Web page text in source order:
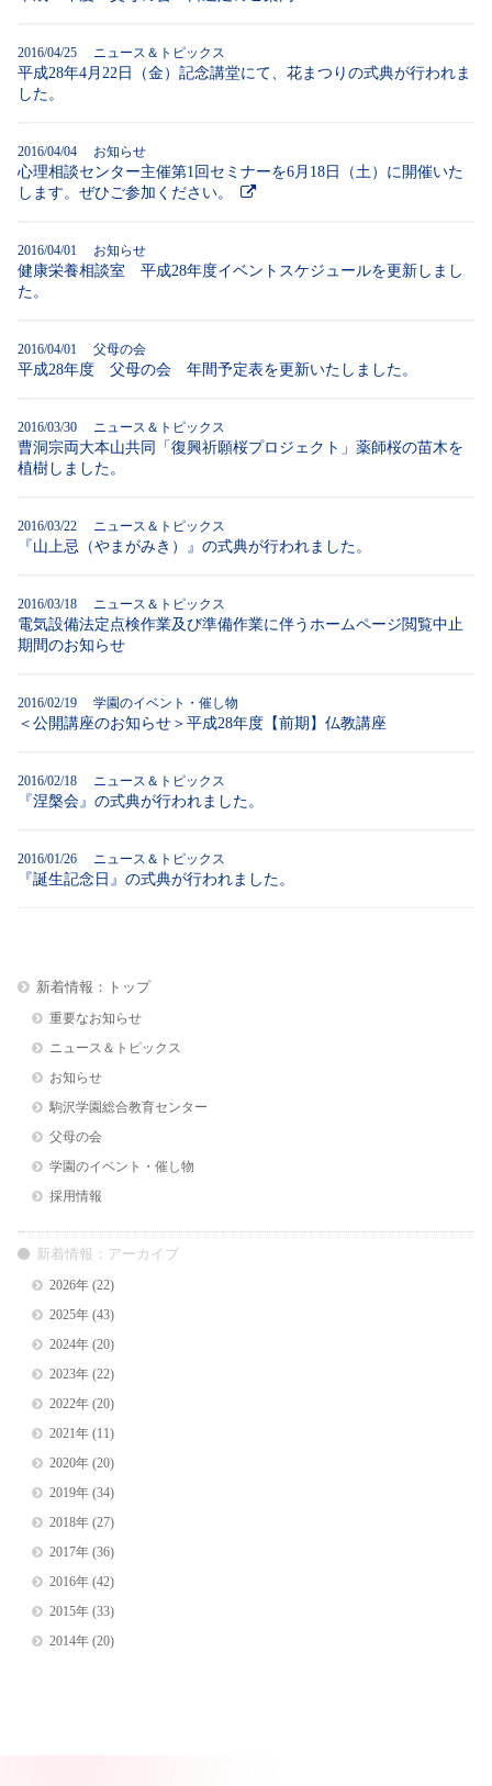
2016/04/25 ニュース＆トピックス
平成28年4月22日（金）記念講堂にて、花まつりの式典が行われま
した。
2016/04/04 お知らせ
心理相談センター主催第1回セミナーを6月18日（土）に開催いた
します。ぜひご参加ください。
2016/04/01 お知らせ
健康栄養相談室 平成28年度イベントスケジュールを更新しまし
た。
2016/04/01 父母の会
平成28年度 父母の会 年間予定表を更新いたしました。
2016/03/30 ニュース＆トピックス
曹洞宗両大本山共同「復興祈願桜プロジェクト」薬師桜の苗木を
植樹しました。
2016/03/22 ニュース＆トピックス
『山上忌（やまがみき）』の式典が行われました。
2016/03/18 ニュース＆トピックス
電気設備法定点検作業及び準備作業に伴うホームページ閲覧中止
期間のお知らせ
2016/02/19 学園のイベント・催し物
＜公開講座のお知らせ＞平成28年度【前期】仏教講座
2016/02/18 ニュース＆トピックス
『涅槃会』の式典が行われました。
2016/01/26 ニュース＆トピックス
『誕生記念日』の式典が行われました。
新着情報：トップ
重要なお知らせ
ニュース＆トピックス
お知らせ
駒沢学園総合教育センター
父母の会
学園のイベント・催し物
採用情報
新着情報：アーカイブ
2026年(22)
2025年(43)
2024年(20)
2023年(22)
2022年(20)
2021年(11)
2020年(20)
2019年(34)
2018年(27)
2017年(36)
2016年(42)
2015年(33)
2014年(20)